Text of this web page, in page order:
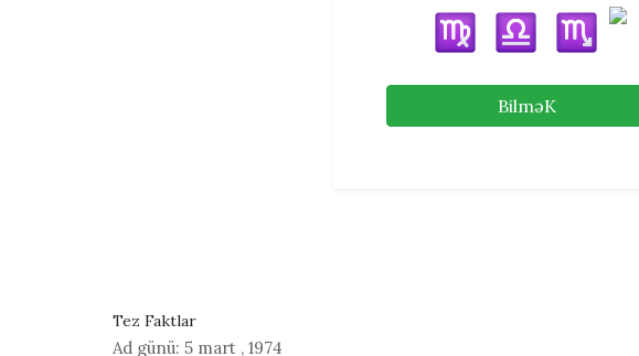
BilməK
Tez Faktlar
Ad günü: 5 mart , 1974